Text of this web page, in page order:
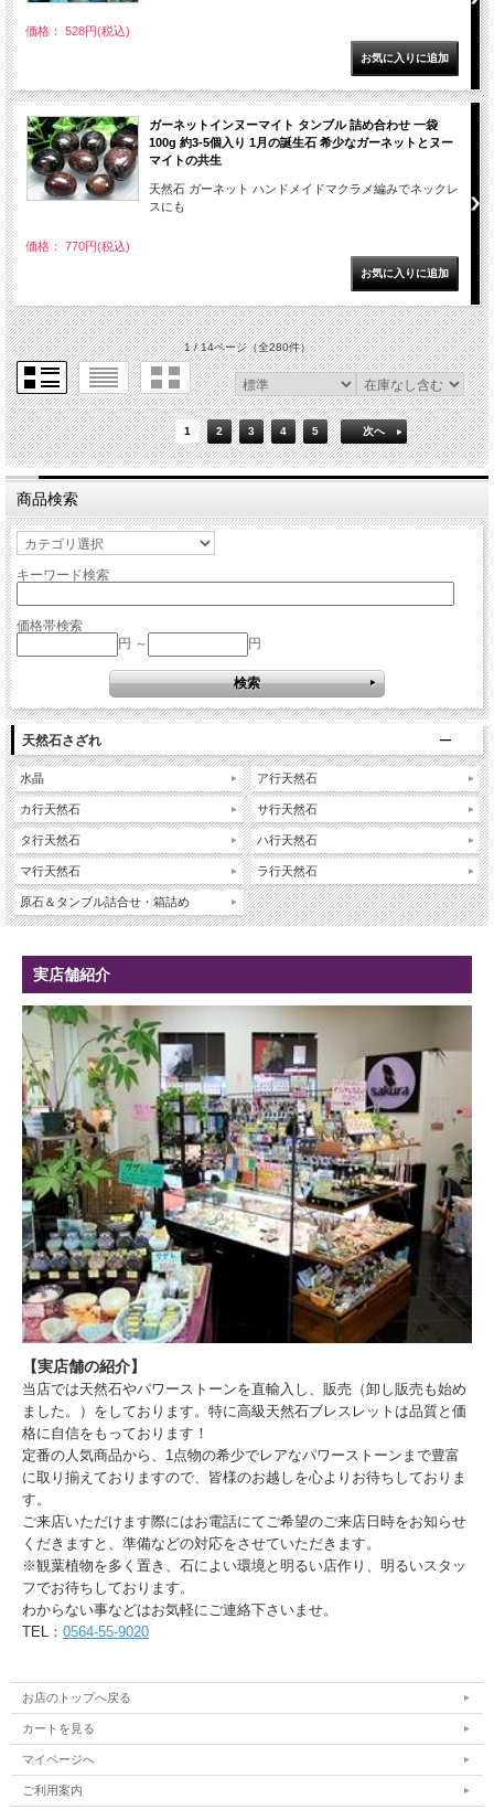
価格： 528円(税込)
ガーネットインヌーマイト タンブル 詰め合わせ 一袋
100g 約3-5個入り 1月の誕生石 希少なガーネットとヌー
マイトの共生
天然石 ガーネット ハンドメイドマクラメ編みでネックレ
スにも
価格： 770円(税込)
1 / 14ページ（全280件）
1 2 3 4 5 次へ
商品検索
キーワード検索
価格帯検索
円 ～
円
天然石さざれ
水晶
カ行天然石
タ行天然石
マ行天然石
原石＆タンブル詰合せ・箱詰め
ア行天然石
サ行天然石
ハ行天然石
ラ行天然石
実店舗紹介
【実店舗の紹介】
当店では天然石やパワーストーンを直輸入し、販売（卸し販売も始め
ました。）をしております。特に高級天然石ブレスレットは品質と価
格に自信をもっております！
定番の人気商品から、1点物の希少でレアなパワーストーンまで豊富
に取り揃えておりますので、皆様のお越しを心よりお待ちしておりま
す。
ご来店いただけます際にはお電話にてご希望のご来店日時をお知らせ
くだきますと、準備などの対応をさせていただきます。
※観葉植物を多く置き、石によい環境と明るい店作り、明るいスタッ
フでお待ちしております。
わからない事などはお気軽にご連絡下さいませ。
TEL： 0564-55-9020
お店のトップへ戻る
カートを見る
マイページへ
ご利用案内